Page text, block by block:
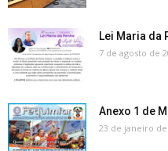
Lei Maria da
7 de agosto de
Anexo 1 de
23 de janeiro de